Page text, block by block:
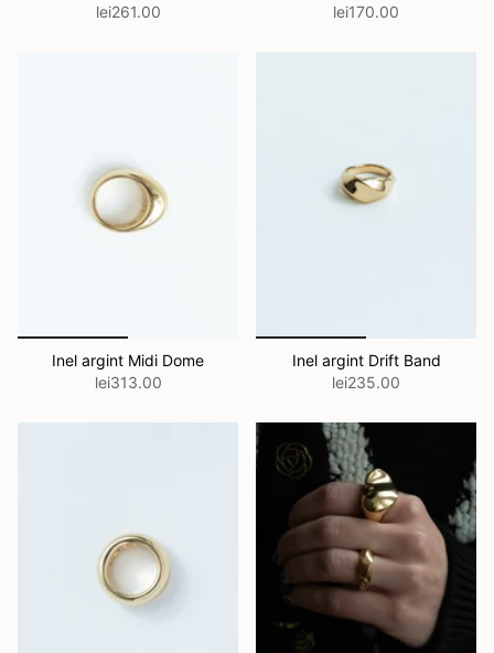
lei261.00
lei170.00
Inel argint Midi Dome
lei313.00
Inel argint Drift Band
lei235.00